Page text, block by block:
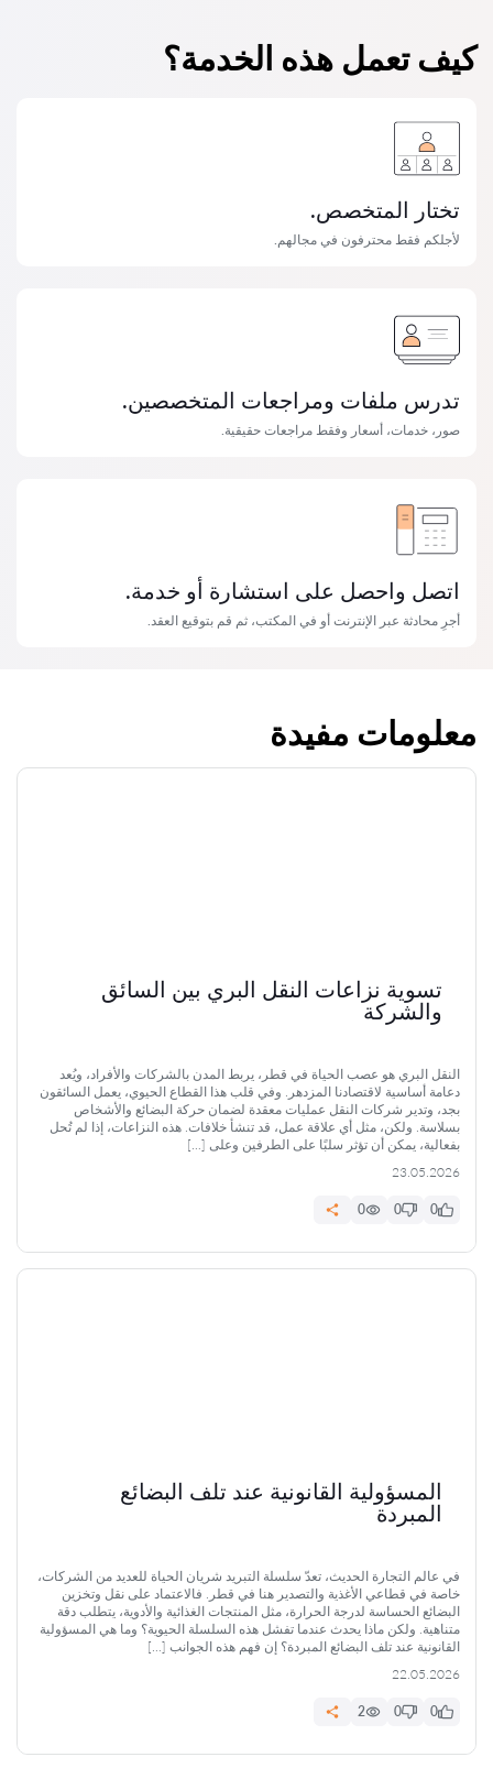
كيف تعمل هذه الخدمة؟
تختار المتخصص.
لأجلكم فقط محترفون في مجالهم.
تدرس ملفات ومراجعات المتخصصين.
صور، خدمات، أسعار وفقط مراجعات حقيقية.
اتصل واحصل على استشارة أو خدمة.
أجرِ محادثة عبر الإنترنت أو في المكتب، ثم قم بتوقيع العقد.
معلومات مفيدة
تسوية نزاعات النقل البري بين السائق
والشركة
النقل البري هو عصب الحياة في قطر، يربط المدن بالشركات والأفراد، ويُعد
دعامة أساسية لاقتصادنا المزدهر. وفي قلب هذا القطاع الحيوي، يعمل السائقون
بجد، وتدير شركات النقل عمليات معقدة لضمان حركة البضائع والأشخاص
بسلاسة. ولكن، مثل أي علاقة عمل، قد تنشأ خلافات. هذه النزاعات، إذا لم تُحل
بفعالية، يمكن أن تؤثر سلبًا على الطرفين وعلى […]
23.05.2026
0
0
0
المسؤولية القانونية عند تلف البضائع
المبردة
في عالم التجارة الحديث، تعدّ سلسلة التبريد شريان الحياة للعديد من الشركات،
خاصة في قطاعي الأغذية والتصدير هنا في قطر. فالاعتماد على نقل وتخزين
البضائع الحساسة لدرجة الحرارة، مثل المنتجات الغذائية والأدوية، يتطلب دقة
متناهية. ولكن ماذا يحدث عندما تفشل هذه السلسلة الحيوية؟ وما هي المسؤولية
القانونية عند تلف البضائع المبردة؟ إن فهم هذه الجوانب […]
22.05.2026
0
0
2